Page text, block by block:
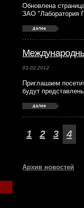
Обновлена
ЗАО "Лаборатория
03.02.2012
Приглашаем
будут
1 2 3 4
Архив новостей